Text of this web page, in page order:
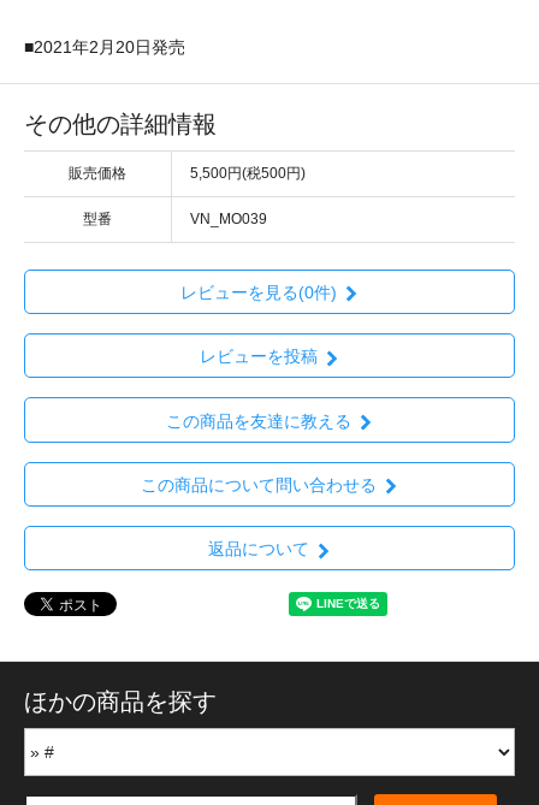
■2021年2月20日発売
その他の詳細情報
販売価格 5,500円(税500円)
型番 VN_MO039
レビューを見る(0件)
レビューを投稿
この商品を友達に教える
この商品について問い合わせる
返品について
ほかの商品を探す